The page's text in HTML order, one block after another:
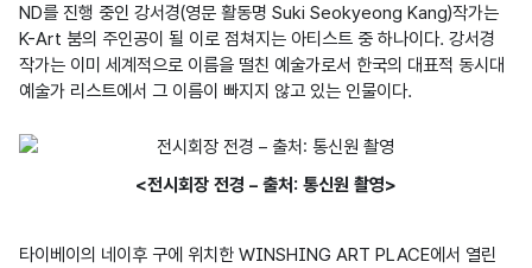
ND를 진행 중인 강서경(영문 활동명 Suki Seokyeong Kang)작가는
K-Art 붐의 주인공이 될 이로 점쳐지는 아티스트 중 하나이다. 강서경
작가는 이미 세계적으로 이름을 떨친 예술가로서 한국의 대표적 동시대
예술가 리스트에서 그 이름이 빠지지 않고 있는 인물이다.
<전시회장 전경 – 출처: 통신원 촬영>
타이베이의 네이후 구에 위치한 WINSHING ART PLACE에서 열린